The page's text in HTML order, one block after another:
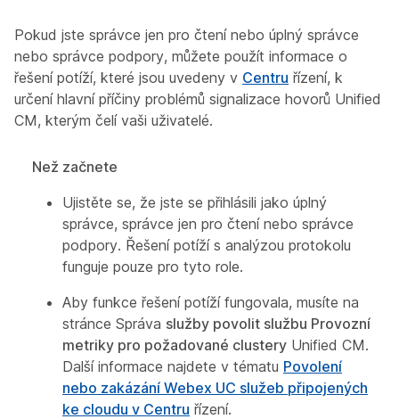
Pokud jste správce jen pro čtení nebo úplný správce
nebo správce podpory, můžete použít informace o
řešení potíží, které jsou uvedeny v Centru řízení, k
určení hlavní příčiny problémů signalizace hovorů Unified
CM, kterým čelí vaši uživatelé.
Než začnete
Ujistěte se, že jste se přihlásili jako úplný
správce, správce jen pro čtení nebo správce
podpory. Řešení potíží s analýzou protokolu
funguje pouze pro tyto role.
Aby funkce řešení potíží fungovala, musíte na
stránce Správa služby povolit službu Provozní
metriky pro požadované clustery Unified CM.
Další informace najdete v tématu Povolení
nebo zakázání Webex UC služeb připojených
ke cloudu v Centru řízení.